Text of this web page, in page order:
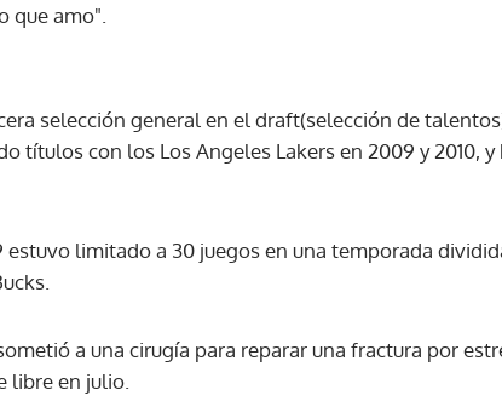
que amo".
selección general en el draft(selección de
títulos con los Los Angeles Lakers en 2009 y 2010,
estuvo limitado a 30 juegos en una temporada
a una cirugía para reparar una fractura por
libre en julio.